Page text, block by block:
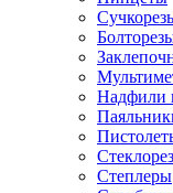
Надфили
Степлеры